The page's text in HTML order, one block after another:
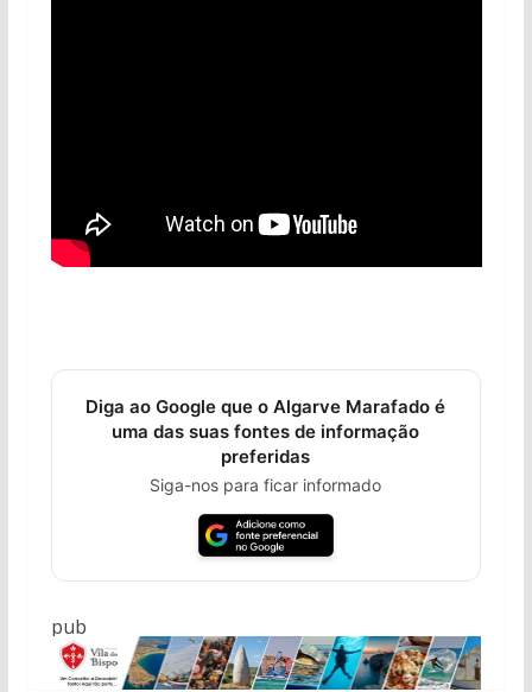
Diga ao Google que o Algarve Marafado é
uma das suas fontes de informação
preferidas
Siga-nos para ficar informado
pub